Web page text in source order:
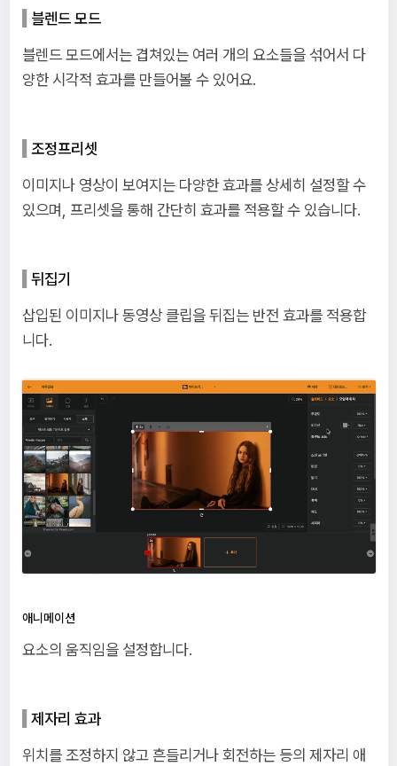
블렌드 모드
블렌드 모드에서는 겹쳐있는 여러 개의 요소들을 섞어서 다
양한 시각적 효과를 만들어볼 수 있어요.
조정프리셋
이미지나 영상이 보여지는 다양한 효과를 상세히 설정할 수
있으며, 프리셋을 통해 간단히 효과를 적용할 수 있습니다.
뒤집기
삽입된 이미지나 동영상 클립을 뒤집는 반전 효과를 적용합
니다.
애니메이션
요소의 움직임을 설정합니다.
제자리 효과
위치를 조정하지 않고 흔들리거나 회전하는 등의 제자리 애